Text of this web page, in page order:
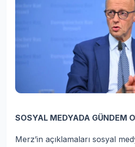
SOSYAL MEDYADA GÜNDEM
Merz’in açıklamaları sosyal